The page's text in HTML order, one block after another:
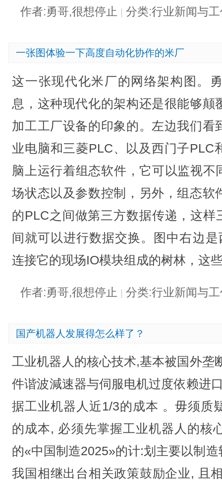
作者:勇哥,很想停止 分类:行业新闻与
一张图体验一下高度自动化协作的米厂
这一张现代化米厂的网络架构图。
息，这种现代化的架构还是很能够颠
加工工厂设备的印象的。左边我们看
业电脑和三菱PLC、以及西门子PLC
脑上运行着组态软件，它可以监视不
场状态以及参数控制，另外，组态软
的PLC之间做第三方数据传递，这样
间就可以进行数据交换。图中右边
连接它的现场IO模块组成的树林，这
作者:勇哥,很想停止 | 分类:行业新闻与
国产机器人发展得怎么样了？
工业机器人的核心技术,基本被国外垄
件谐波減速器与伺服电机过度依赖进
据工业机器人近1/3的成本 。毋须质
的成本, 必须先掌握工业机器人的核
的«中国制造2025»的计:划主要以制
我国相继出台相关政策鼓励企业, 且